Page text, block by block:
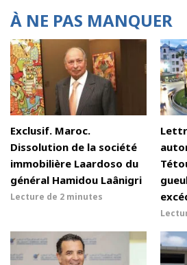
À NE PAS MANQUER
Exclusif. Maroc.
Dissolution de la société
immobilière Laardoso du
général Hamidou Laânigri
Lecture de 2 minutes